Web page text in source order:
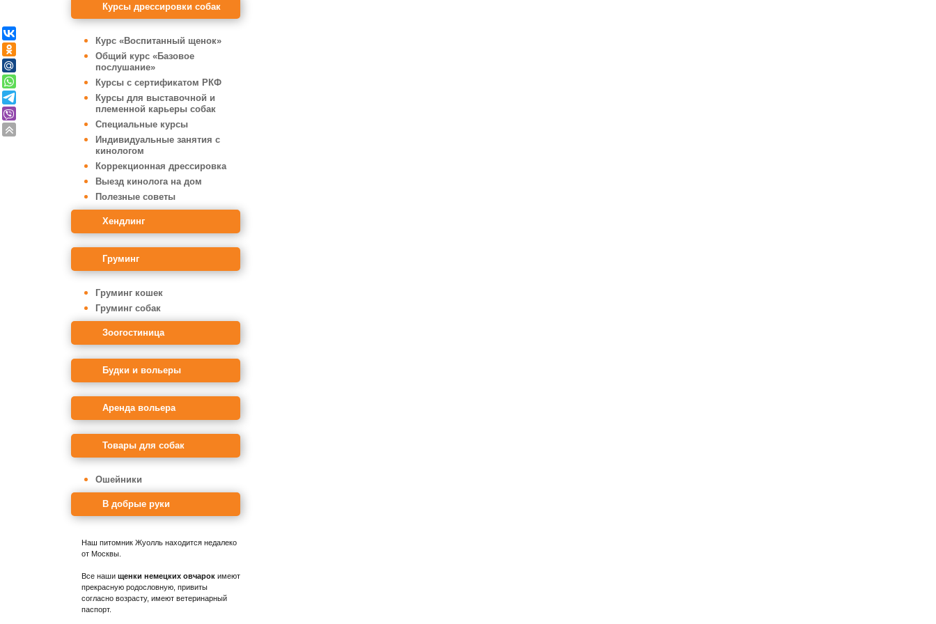
Курсы дрессировки собак
Курс «Воспитанный щенок»
Общий курс «Базовое
послушание»
Курсы с сертификатом РКФ
Курсы для выставочной и
племенной карьеры собак
Специальные курсы
Индивидуальные занятия с
кинологом
Коррекционная дрессировка
Выезд кинолога на дом
Полезные советы
Хендлинг
Груминг
Груминг кошек
Груминг собак
Зоогостиница
Будки и вольеры
Аренда вольера
Товары для собак
Ошейники
В добрые руки
Наш питомник Жуолль находится недалеко
от Москвы.
Все наши щенки немецких овчарок имеют
прекрасную родословную, привиты
согласно возрасту, имеют ветеринарный
паспорт.